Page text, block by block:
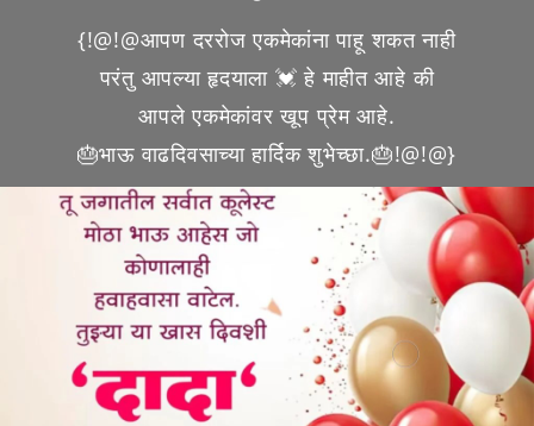
{!@!@आपण दररोज एकमेकांना पाहू शकत नाही
परंतु आपल्या हृदयाला 💓 हे माहीत आहे की
आपले एकमेकांवर खूप प्रेम आहे.
🎂भाऊ वाढदिवसाच्या हार्दिक शुभेच्छा.🎂!@!@}